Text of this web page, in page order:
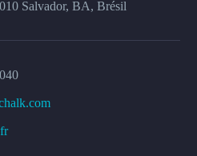
Salvador, BA, Brésil